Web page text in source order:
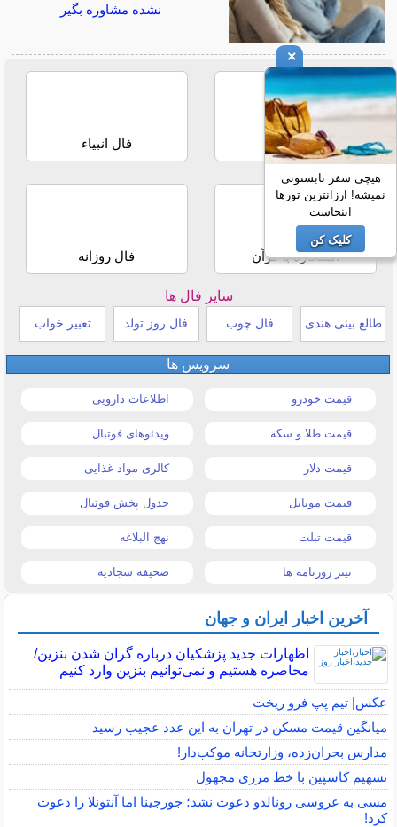
نشده مشاوره بگیر
فال حافظ فال انبیاء
استخاره با قرآن فال روزانه
سایر فال ها
طالع بینی هندی فال چوب فال روز تولد تعبیر خواب
سرویس ها
قیمت خودرو اطلاعات دارویی
قیمت طلا و سکه ویدئوهای فوتبال
قیمت دلار کالری مواد غذایی
قیمت موبایل جدول پخش فوتبال
قیمت تبلت نهج البلاغه
تیتر روزنامه ها صحیفه سجادیه
آخرین اخبار ایران و جهان
اظهارات جدید پزشکیان درباره گران شدن بنزین/
محاصره هستیم و نمی‌توانیم بنزین وارد کنیم
عکس| تیم پپ فرو ریخت
میانگین قیمت مسکن در تهران به این عدد عجیب رسید
مدارس بحران‌زده، وزارتخانه موکب‌دار!
تسهیم کاسپین با خط مرزی مجهول
مسی به عروسی رونالدو دعوت نشد؛ جورجینا اما آنتونلا را دعوت
کرد!
×
هیچی سفر تابستونی
نمیشه! ارزانترین تورها
اینجاست
کلیک کن